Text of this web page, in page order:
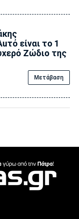
είναι το 1
Zώδιο της
Μετάβαση